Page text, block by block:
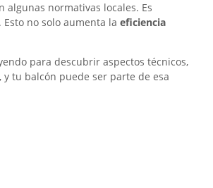
algunas normativas locales. Es
no solo aumenta laeficiencia
para descubrir aspectos técnicos,
tu balcón puede ser parte de esa